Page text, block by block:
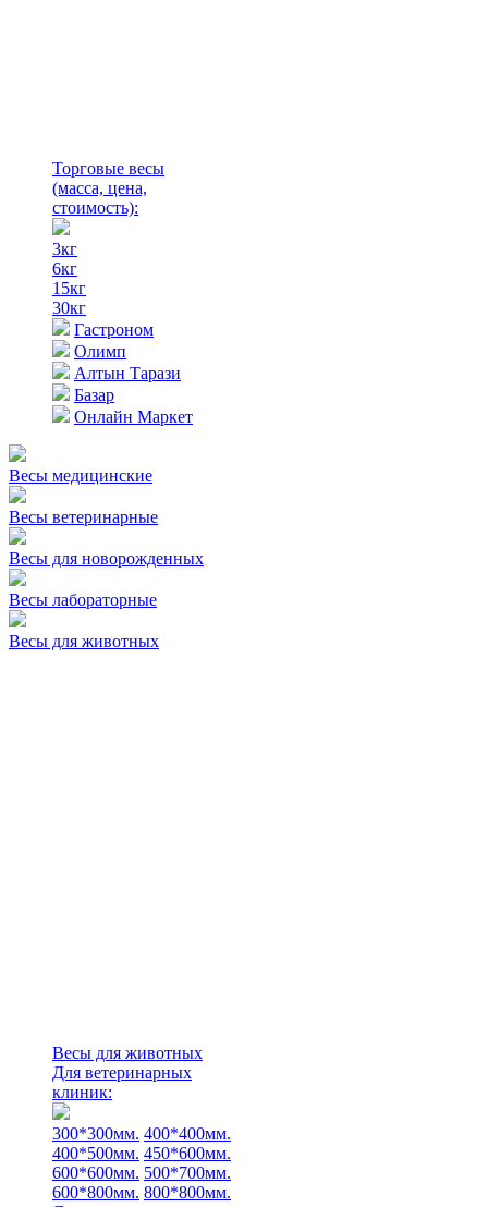
Торговые весы
(масса, цена,
стоимость):
3кг
6кг
15кг
30кг
Гастроном
Олимп
Алтын Тарази
Базар
Онлайн Маркет
Весы медицинские
Весы ветеринарные
Весы для новорожденных
Весы лабораторные
Весы для животных
Весы для животных
Для ветеринарных
клиник:
300*300мм. 400*400мм.
400*500мм. 450*600мм.
600*600мм. 500*700мм.
600*800мм. 800*800мм.